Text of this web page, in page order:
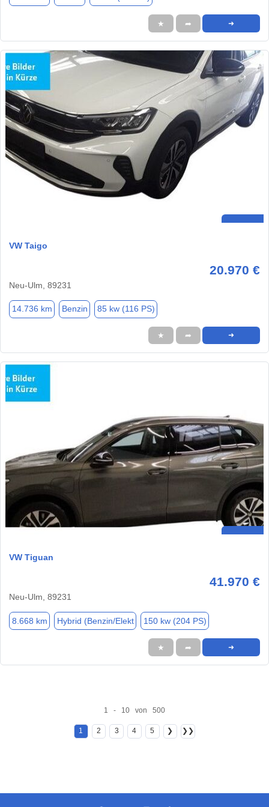
★ ➦ ➜
VW Taigo
20.970 €
Neu-Ulm, 89231
14.736 km Benzin 85 kw (116 PS)
★ ➦ ➜
VW Tiguan
41.970 €
Neu-Ulm, 89231
8.668 km Hybrid (Benzin/Elekt 150 kw (204 PS)
★ ➦ ➜
1 - 10 von 500
1 2 3 4 5 ❯ ❯❯